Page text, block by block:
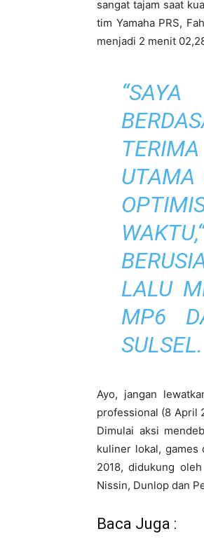
sangat tajam saat
tim Yamaha PRS,
menjadi 2 menit
UTAMA
LALU
MP6
SULSEL.
Ayo, jangan
professional (8 April
Dimulai aksi
kuliner lokal, games
2018, didukung
Nissin, Dunlop dan
Baca Juga :